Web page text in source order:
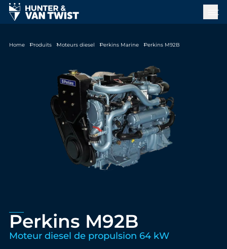
Home Produits Moteurs diesel Perkins Marine Perkins M92B
Perkins M92B
Moteur diesel de propulsion 64 kW